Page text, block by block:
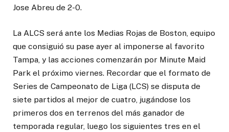
Jose Abreu de 2-0.
La ALCS será ante los Medias Rojas de Boston, equipo
que consiguió su pase ayer al imponerse al favorito
Tampa, y las acciones comenzarán por Minute Maid
Park el próximo viernes. Recordar que el formato de
Series de Campeonato de Liga (LCS) se disputa de
siete partidos al mejor de cuatro, jugándose los
primeros dos en terrenos del más ganador de
temporada regular, luego los siguientes tres en el